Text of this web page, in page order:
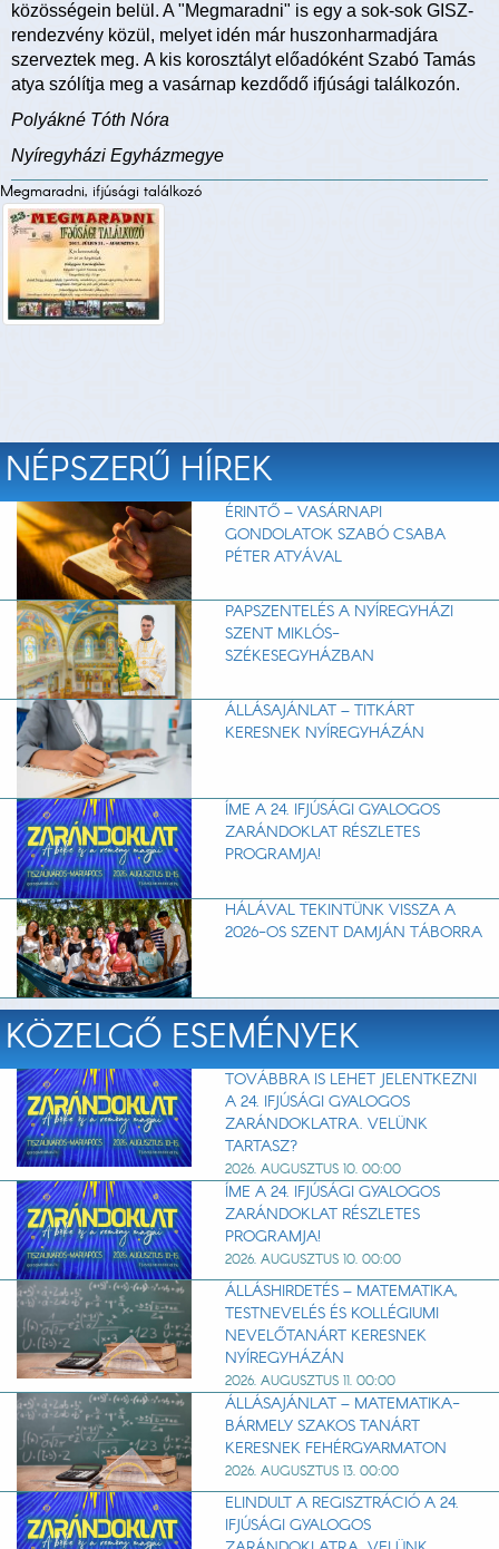
közösségein belül. A "Megmaradni" is egy a sok-sok GISZ-
rendezvény közül, melyet idén már huszonharmadjára
szerveztek meg. A kis korosztályt előadóként Szabó Tamás
atya szólítja meg a vasárnap kezdődő ifjúsági találkozón.
Polyákné Tóth Nóra
Nyíregyházi Egyházmegye
Megmaradni, ifjúsági találkozó
NÉPSZERŰ HÍREK
ÉRINTŐ – VASÁRNAPI
GONDOLATOK SZABÓ CSABA
PÉTER ATYÁVAL
PAPSZENTELÉS A NYÍREGYHÁZI
SZENT MIKLÓS-
SZÉKESEGYHÁZBAN
ÁLLÁSAJÁNLAT – TITKÁRT
KERESNEK NYÍREGYHÁZÁN
ÍME A 24. IFJÚSÁGI GYALOGOS
ZARÁNDOKLAT RÉSZLETES
PROGRAMJA!
HÁLÁVAL TEKINTÜNK VISSZA A
2026-OS SZENT DAMJÁN TÁBORRA
KÖZELGŐ ESEMÉNYEK
TOVÁBBRA IS LEHET JELENTKEZNI
A 24. IFJÚSÁGI GYALOGOS
ZARÁNDOKLATRA. VELÜNK
TARTASZ?
2026. AUGUSZTUS 10. 00:00
ÍME A 24. IFJÚSÁGI GYALOGOS
ZARÁNDOKLAT RÉSZLETES
PROGRAMJA!
2026. AUGUSZTUS 10. 00:00
ÁLLÁSHIRDETÉS – MATEMATIKA,
TESTNEVELÉS ÉS KOLLÉGIUMI
NEVELŐTANÁRT KERESNEK
NYÍREGYHÁZÁN
2026. AUGUSZTUS 11. 00:00
ÁLLÁSAJÁNLAT – MATEMATIKA-
BÁRMELY SZAKOS TANÁRT
KERESNEK FEHÉRGYARMATON
2026. AUGUSZTUS 13. 00:00
ELINDULT A REGISZTRÁCIÓ A 24.
IFJÚSÁGI GYALOGOS